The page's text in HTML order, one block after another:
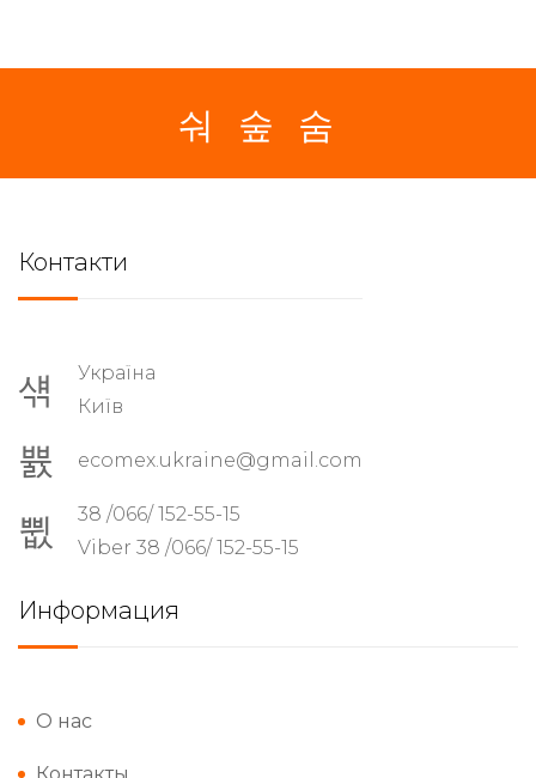
Контакти
Україна
Київ
ecomex.ukraine@gmail.com
38 /066/ 152-55-15
Viber 38 /066/ 152-55-15
Информация
О нас